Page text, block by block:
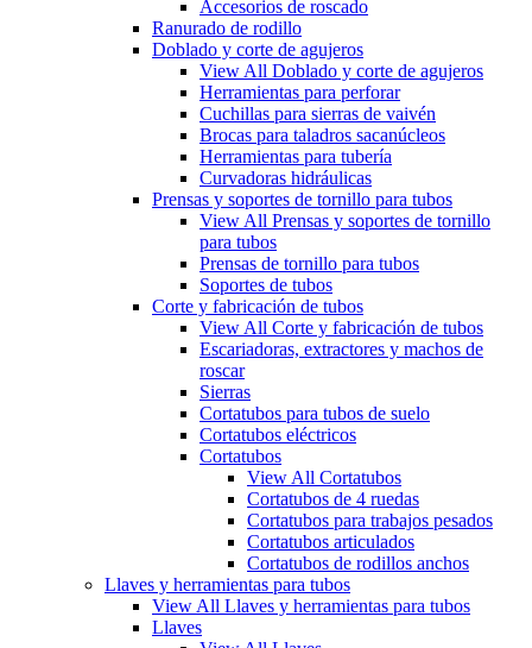
Accesorios de roscado
Ranurado de rodillo
Doblado y corte de agujeros
View All Doblado y corte de agujeros
Herramientas para perforar
Cuchillas para sierras de vaivén
Brocas para taladros sacanúcleos
Herramientas para tubería
Curvadoras hidráulicas
Prensas y soportes de tornillo para tubos
View All Prensas y soportes de tornillo
para tubos
Prensas de tornillo para tubos
Soportes de tubos
Corte y fabricación de tubos
View All Corte y fabricación de tubos
Escariadoras, extractores y machos de
roscar
Sierras
Cortatubos para tubos de suelo
Cortatubos eléctricos
Cortatubos
View All Cortatubos
Cortatubos de 4 ruedas
Cortatubos para trabajos pesados
Cortatubos articulados
Cortatubos de rodillos anchos
Llaves y herramientas para tubos
View All Llaves y herramientas para tubos
Llaves